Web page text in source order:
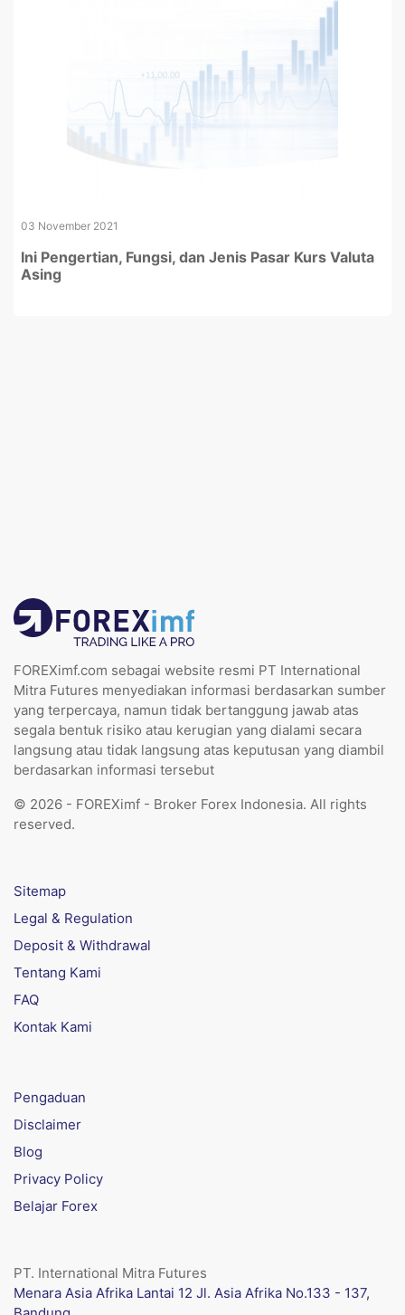
03 November 2021
Ini Pengertian, Fungsi, dan Jenis Pasar Kurs Valuta
Asing
FOREXimf.com sebagai website resmi PT International
Mitra Futures menyediakan informasi berdasarkan sumber
yang terpercaya, namun tidak bertanggung jawab atas
segala bentuk risiko atau kerugian yang dialami secara
langsung atau tidak langsung atas keputusan yang diambil
berdasarkan informasi tersebut
© 2026 - FOREXimf - Broker Forex Indonesia. All rights
reserved.
Sitemap
Legal & Regulation
Deposit & Withdrawal
Tentang Kami
FAQ
Kontak Kami
Pengaduan
Disclaimer
Blog
Privacy Policy
Belajar Forex
PT. International Mitra Futures
Menara Asia Afrika Lantai 12 Jl. Asia Afrika No.133 - 137,